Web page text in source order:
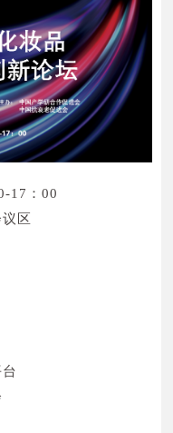
N1A08
司 N1N09
公司 N2C19
N2N04
N2G09
公司 N2A03
N2B06
N2D01
公司 N2B13
司 N2K01
N2N01
17：00
区